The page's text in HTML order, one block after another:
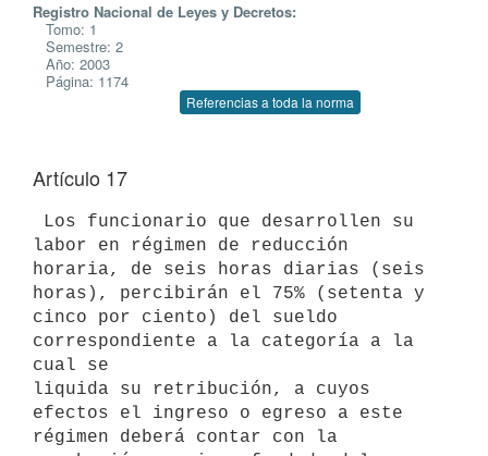
Registro Nacional de Leyes y Decretos:
Tomo: 1
Semestre: 2
Año: 2003
Página: 1174
Referencias a toda la norma
Artículo 17
labor en régimen de reducción
horaria, de seis horas diarias (seis
horas), percibirán el 75% (setenta y
cinco por ciento) del sueldo
correspondiente a la categoría a la
cual se
liquida su retribución, a cuyos
efectos el ingreso o egreso a este
régimen deberá contar con la